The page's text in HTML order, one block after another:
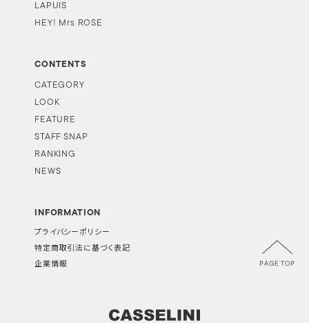
LAPUIS
HEY! Mrs ROSE
CONTENTS
CATEGORY
LOOK
FEATURE
STAFF SNAP
RANKING
NEWS
INFORMATION
プライバシーポリシー
特定商取引法に基づく表記
企業情報 PAGE TOP